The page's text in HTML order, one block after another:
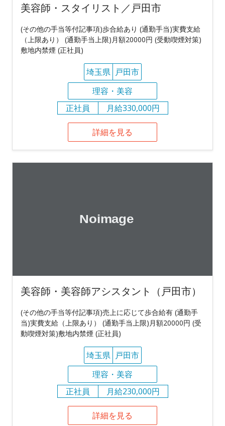
美容師・スタイリスト／戸田市
(その他の手当等付記事項)歩合給あり (通勤手当)実費支給
（上限あり） (通勤手当上限)月額20000円 (受動喫煙対策)
敷地内禁煙 (正社員)
埼玉県 戸田市
理容・美容
正社員
月給330,000円
詳細を見る
美容師・美容師アシスタント（戸田市）
(その他の手当等付記事項)売上に応じて歩合給有 (通勤手
当)実費支給（上限あり） (通勤手当上限)月額20000円 (受
動喫煙対策)敷地内禁煙 (正社員)
埼玉県 戸田市
理容・美容
正社員
月給230,000円
詳細を見る